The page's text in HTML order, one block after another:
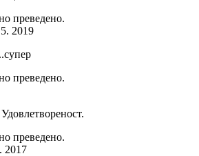
преведено.
2019
преведено.
преведено.
2017